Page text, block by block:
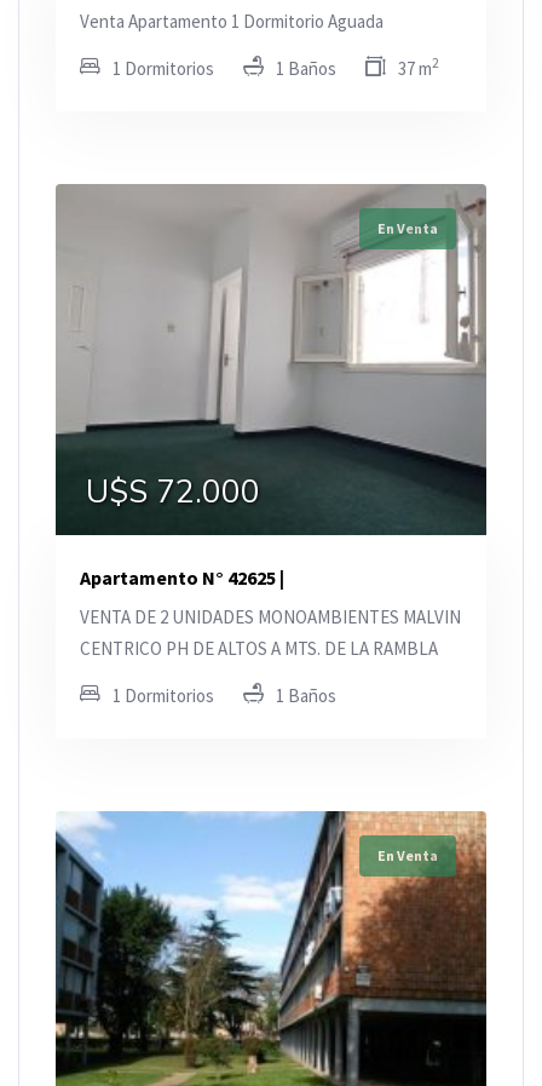
Venta Apartamento 1 Dormitorio Aguada
1 Dormitorios 1 Baños 37 m2
En Venta
U$S 72.000
Apartamento N° 42625 |
VENTA DE 2 UNIDADES MONOAMBIENTES MALVIN
CENTRICO PH DE ALTOS A MTS. DE LA RAMBLA
1 Dormitorios 1 Baños
En Venta